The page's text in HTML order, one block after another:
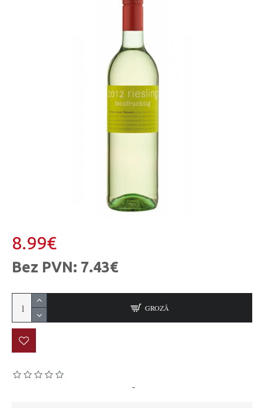
-
8.99€
Bez PVN: 7.43€
GROZĀ